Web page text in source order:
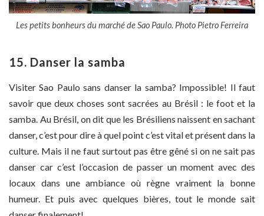
Les petits bonheurs du marché de Sao Paulo. Photo Pietro Ferreira
15. Danser la samba
Visiter Sao Paulo sans danser la samba? Impossible! Il faut
savoir que deux choses sont sacrées au Brésil : le foot et la
samba. Au Brésil, on dit que les Brésiliens naissent en sachant
danser, c’est pour dire à quel point c’est vital et présent dans la
culture. Mais il ne faut surtout pas être gêné si on ne sait pas
danser car c’est l’occasion de passer un moment avec des
locaux dans une ambiance où règne vraiment la bonne
humeur. Et puis avec quelques bières, tout le monde sait